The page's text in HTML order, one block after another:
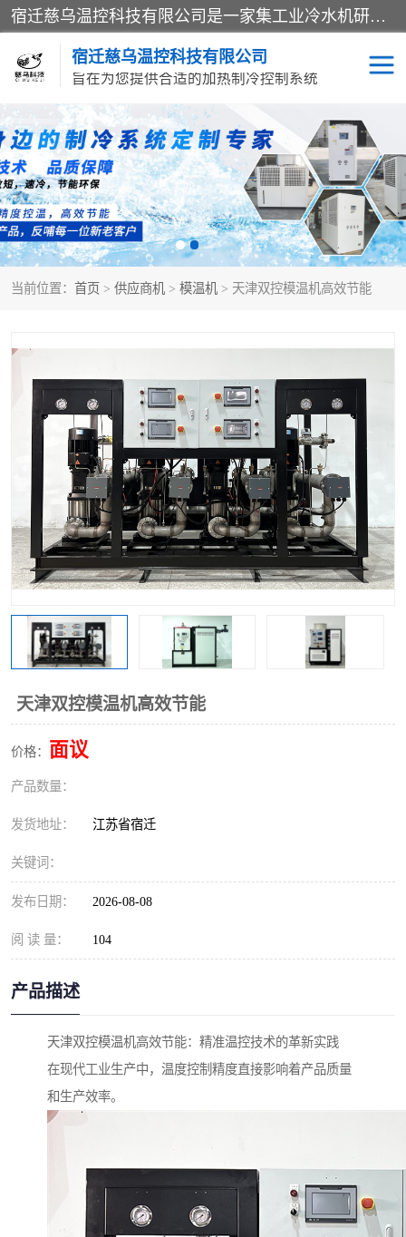
宿迁慈乌温控科技有限公司是一家集工业冷水机研发、制造、营销、服务于一体的技术生产型企业，经营范围包括：冷水机、螺杆式冷水机组、工业冷水机、水冷式冷水机、风冷式冷水机组、风冷螺杆式冷冻机组、冷冻机、注塑专用冷水机、混泥土专用冷水机、低温防爆冷水机组等。专业温控设备供应商 模温机/冷水机/导热油炉定制服务等
宿迁慈乌温控科技有限公司
旨在为您提供合适的加热制冷控制系统
当前位置： 首页 > 供应商机 > 模温机 > 天津双控模温机高效节能
天津双控模温机高效节能
价格： 面议
产品数量：
发货地址： 江苏省宿迁
关键词：
发布日期： 2026-08-08
阅 读 量： 104
产品描述
天津双控模温机高效节能：精准温控技术的革新实践
在现代工业生产中，温度控制精度直接影响着产品质量
和生产效率。
冷水机 模温机
导热油加热器